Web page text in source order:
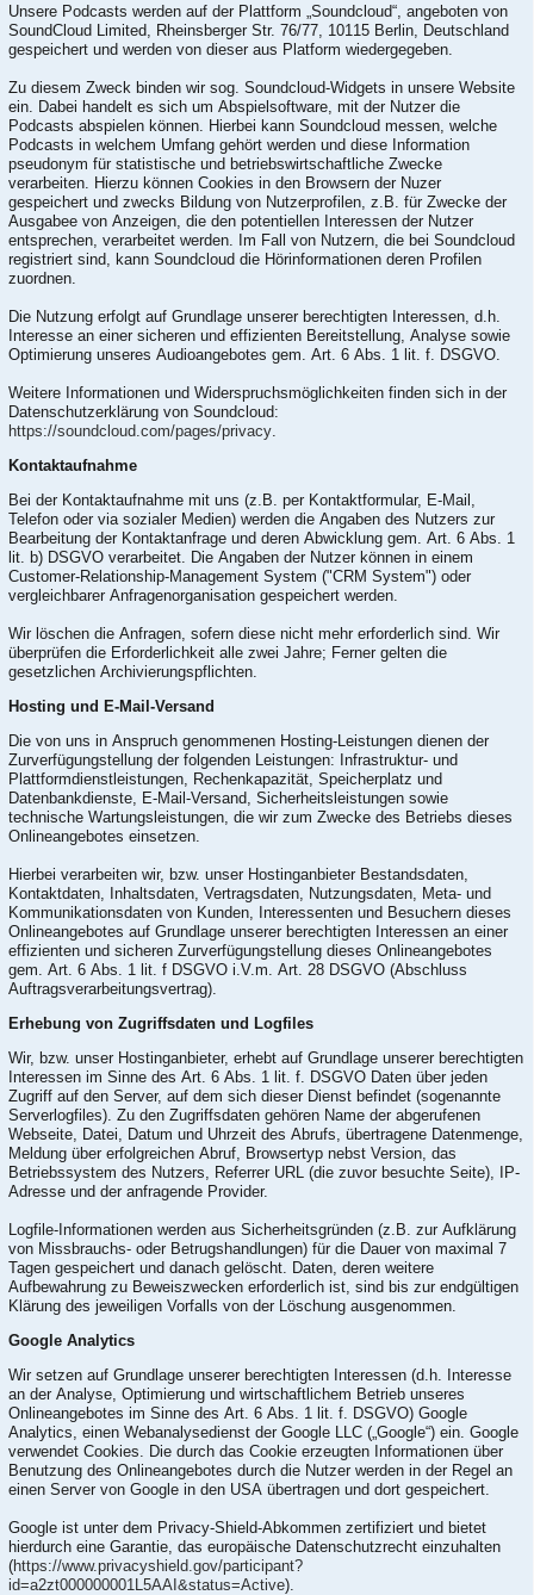
Unsere Podcasts werden auf der Plattform „Soundcloud“, angeboten von
SoundCloud Limited, Rheinsberger Str. 76/77, 10115 Berlin, Deutschland
gespeichert und werden von dieser aus Platform wiedergegeben.
Zu diesem Zweck binden wir sog. Soundcloud-Widgets in unsere Website
ein. Dabei handelt es sich um Abspielsoftware, mit der Nutzer die
Podcasts abspielen können. Hierbei kann Soundcloud messen, welche
Podcasts in welchem Umfang gehört werden und diese Information
pseudonym für statistische und betriebswirtschaftliche Zwecke
verarbeiten. Hierzu können Cookies in den Browsern der Nuzer
gespeichert und zwecks Bildung von Nutzerprofilen, z.B. für Zwecke der
Ausgabee von Anzeigen, die den potentiellen Interessen der Nutzer
entsprechen, verarbeitet werden. Im Fall von Nutzern, die bei Soundcloud
registriert sind, kann Soundcloud die Hörinformationen deren Profilen
zuordnen.
Die Nutzung erfolgt auf Grundlage unserer berechtigten Interessen, d.h.
Interesse an einer sicheren und effizienten Bereitstellung, Analyse sowie
Optimierung unseres Audioangebotes gem. Art. 6 Abs. 1 lit. f. DSGVO.
Weitere Informationen und Widerspruchsmöglichkeiten finden sich in der
Datenschutzerklärung von Soundcloud:
https://soundcloud.com/pages/privacy
Kontaktaufnahme
Bei der Kontaktaufnahme mit uns (z.B. per Kontaktformular, E-Mail,
Telefon oder via sozialer Medien) werden die Angaben des Nutzers zur
Bearbeitung der Kontaktanfrage und deren Abwicklung gem. Art. 6 Abs. 1
lit. b) DSGVO verarbeitet. Die Angaben der Nutzer können in einem
Customer-Relationship-Management System ("CRM System") oder
vergleichbarer Anfragenorganisation gespeichert werden.
Wir löschen die Anfragen, sofern diese nicht mehr erforderlich sind. Wir
überprüfen die Erforderlichkeit alle zwei Jahre; Ferner gelten die
gesetzlichen Archivierungspflichten.
Hosting und E-Mail-Versand
Die von uns in Anspruch genommenen Hosting-Leistungen dienen der
Zurverfügungstellung der folgenden Leistungen: Infrastruktur- und
Plattformdienstleistungen, Rechenkapazität, Speicherplatz und
Datenbankdienste, E-Mail-Versand, Sicherheitsleistungen sowie
technische Wartungsleistungen, die wir zum Zwecke des Betriebs dieses
Onlineangebotes einsetzen.
Hierbei verarbeiten wir, bzw. unser Hostinganbieter Bestandsdaten,
Kontaktdaten, Inhaltsdaten, Vertragsdaten, Nutzungsdaten, Meta- und
Kommunikationsdaten von Kunden, Interessenten und Besuchern dieses
Onlineangebotes auf Grundlage unserer berechtigten Interessen an einer
effizienten und sicheren Zurverfügungstellung dieses Onlineangebotes
gem. Art. 6 Abs. 1 lit. f DSGVO i.V.m. Art. 28 DSGVO (Abschluss
Auftragsverarbeitungsvertrag).
Erhebung von Zugriffsdaten und Logfiles
Wir, bzw. unser Hostinganbieter, erhebt auf Grundlage unserer berechtigten
Interessen im Sinne des Art. 6 Abs. 1 lit. f. DSGVO Daten über jeden
Zugriff auf den Server, auf dem sich dieser Dienst befindet (sogenannte
Serverlogfiles). Zu den Zugriffsdaten gehören Name der abgerufenen
Webseite, Datei, Datum und Uhrzeit des Abrufs, übertragene Datenmenge,
Meldung über erfolgreichen Abruf, Browsertyp nebst Version, das
Betriebssystem des Nutzers, Referrer URL (die zuvor besuchte Seite), IP-
Adresse und der anfragende Provider.
Logfile-Informationen werden aus Sicherheitsgründen (z.B. zur Aufklärung
von Missbrauchs- oder Betrugshandlungen) für die Dauer von maximal 7
Tagen gespeichert und danach gelöscht. Daten, deren weitere
Aufbewahrung zu Beweiszwecken erforderlich ist, sind bis zur endgültigen
Klärung des jeweiligen Vorfalls von der Löschung ausgenommen.
Google Analytics
Wir setzen auf Grundlage unserer berechtigten Interessen (d.h. Interesse
an der Analyse, Optimierung und wirtschaftlichem Betrieb unseres
Onlineangebotes im Sinne des Art. 6 Abs. 1 lit. f. DSGVO) Google
Analytics, einen Webanalysedienst der Google LLC („Google“) ein. Google
verwendet Cookies. Die durch das Cookie erzeugten Informationen über
Benutzung des Onlineangebotes durch die Nutzer werden in der Regel an
einen Server von Google in den USA übertragen und dort gespeichert.
Google ist unter dem Privacy-Shield-Abkommen zertifiziert und bietet
hierdurch eine Garantie, das europäische Datenschutzrecht einzuhalten
(https://www.privacyshield.gov/participant?
id=a2zt000000001L5AAI&status=Active).